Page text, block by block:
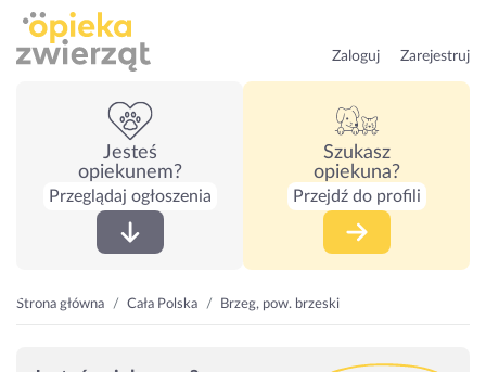
Zaloguj Zarejestruj
Jesteś
opiekunem?
Przeglądaj ogłoszenia
Szukasz
opiekuna?
Przejdź do profili
Strona główna Cała Polska Brzeg, pow. brzeski